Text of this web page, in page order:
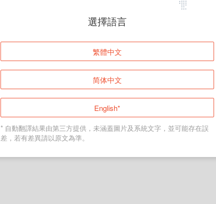
頁面無法顯示
登入
返回首頁
選擇語言
繁體中文
简体中文
English*
* 自動翻譯結果由第三方提供，未涵蓋圖片及系統文字，並可能存在誤
差，若有差異請以原文為準。